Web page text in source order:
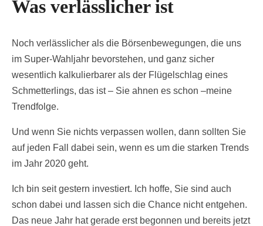
Was verlässlicher ist
Noch verlässlicher als die Börsenbewegungen, die uns
im Super-Wahljahr bevorstehen, und ganz sicher
wesentlich kalkulierbarer als der Flügelschlag eines
Schmetterlings, das ist – Sie ahnen es schon –meine
Trendfolge.
Und wenn Sie nichts verpassen wollen, dann sollten Sie
auf jeden Fall dabei sein, wenn es um die starken Trends
im Jahr 2020 geht.
Ich bin seit gestern investiert. Ich hoffe, Sie sind auch
schon dabei und lassen sich die Chance nicht entgehen.
Das neue Jahr hat gerade erst begonnen und bereits jetzt